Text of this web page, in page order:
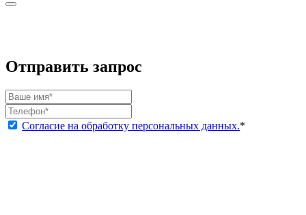
Отправить запрос
Согласие на обработку персональных данных.*